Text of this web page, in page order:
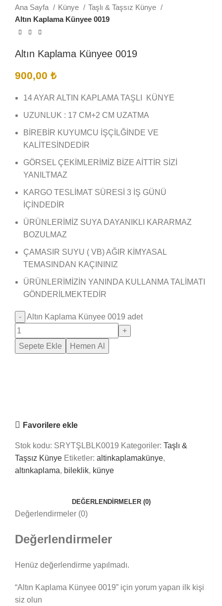
Ana Sayfa Künye
Taşlı & Taşsız Künye
Altın Kaplama Künyee 0019
Altın Kaplama Künyee 0019
900,00 ₺
14 AYAR ALTIN KAPLAMA TAŞLI KÜNYE
UZUNLUK : 17 CM+2 CM UZATMA
BİREBİR KUYUMCU İŞÇİLĞİNDE VE
KALİTESİNDEDİR
GÖRSEL ÇEKİMLERİMİZ BİZE AİTTİR SİZİ
YANILTMAZ
KARGO TESLİMAT SÜRESİ 3 İŞ GÜNÜ
İÇİNDEDİR
ÜRÜNLERİMİZ SUYA DAYANIKLI KARARMAZ
BOZULMAZ
ÇAMASIR SUYU ( VB) AĞIR KİMYASAL
TEMASINDAN KAÇININIZ
ÜRÜNLERİMİZİN YANINDA KULLANMA TALİMATI
GÖNDERİLMEKTEDİR
Altın Kaplama Künyee 0019 adet
Sepete Ekle Hemen Al
Favorilere ekle
Stok kodu: SRYTŞLBLK0019 Kategoriler: Taşlı &
Taşsız Künye Etiketler: altinkaplamakünye,
altınkaplama, bileklik, künye
DEĞERLENDIRMELER (0)
Değerlendirmeler (0)
Değerlendirmeler
Henüz değerlendirme yapılmadı.
“Altın Kaplama Künyee 0019” için yorum yapan ilk kişi
siz olun